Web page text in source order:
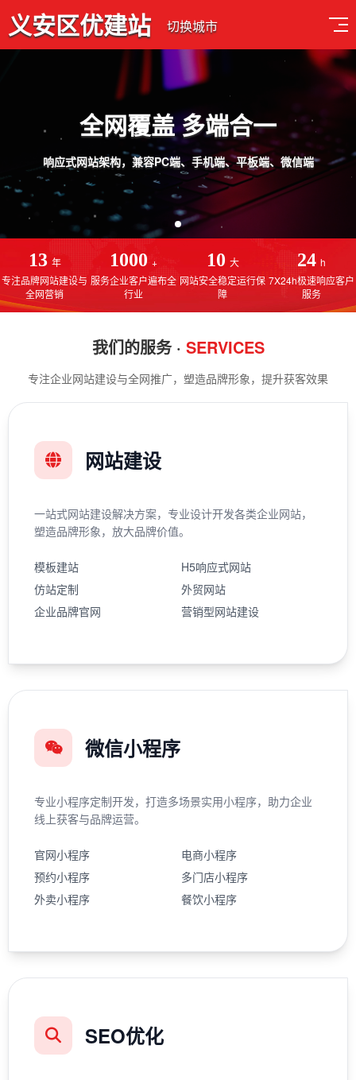
义安区优建站 切换城市
、微信端
用心服务
免费售后服务，线上一对一
13 年
专注品牌网站建设与
全网营销
1000 +
服务企业客户遍布全
行业
10 大
网站安全稳定运行保
障
24 h
7X24h极速响应客户
服务
我们的服务 · SERVICES
专注企业网站建设与全网推广，塑造品牌形象，提升获客效果
网站建设
一站式网站建设解决方案，专业设计开发各类企业网站，
塑造品牌形象，放大品牌价值。
模板建站
H5响应式网站
仿站定制
外贸网站
企业品牌官网
营销型网站建设
微信小程序
专业小程序定制开发，打造多场景实用小程序，助力企业
线上获客与品牌运营。
官网小程序
电商小程序
预约小程序
多门店小程序
外卖小程序
餐饮小程序
SEO优化